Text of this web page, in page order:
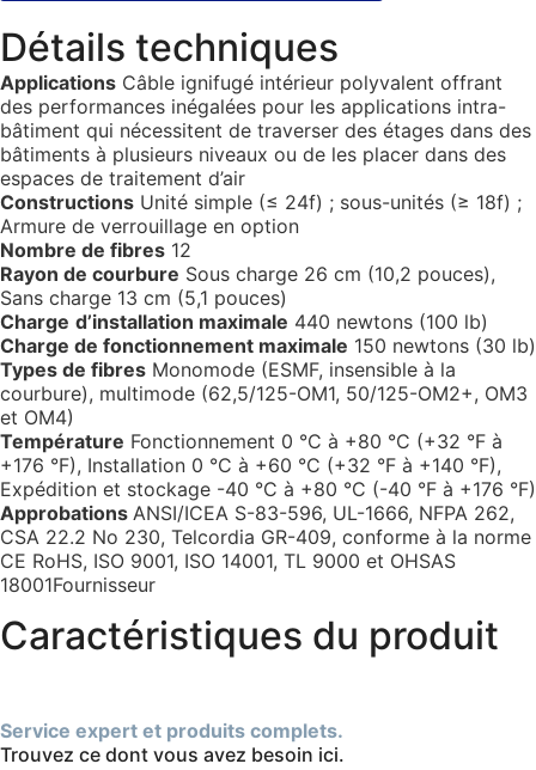
Détails techniques
Applications Câble ignifugé intérieur polyvalent offrant
des performances inégalées pour les applications intra-
bâtiment qui nécessitent de traverser des étages dans des
bâtiments à plusieurs niveaux ou de les placer dans des
espaces de traitement d’air
Constructions Unité simple (≤ 24f) ; sous-unités (≥ 18f) ;
Armure de verrouillage en option
Nombre de fibres 12
Rayon de courbure Sous charge 26 cm (10,2 pouces),
Sans charge 13 cm (5,1 pouces)
Charge d’installation maximale 440 newtons (100 lb)
Charge de fonctionnement maximale 150 newtons (30 lb)
Types de fibres Monomode (ESMF, insensible à la
courbure), multimode (62,5/125-OM1, 50/125-OM2+, OM3
et OM4)
Température Fonctionnement 0 °C à +80 °C (+32 °F à
+176 °F), Installation 0 °C à +60 °C (+32 °F à +140 °F),
Expédition et stockage -40 °C à +80 °C (-40 °F à +176 °F)
Approbations ANSI/ICEA S-83-596, UL-1666, NFPA 262,
CSA 22.2 No 230, Telcordia GR-409, conforme à la norme
CE RoHS, ISO 9001, ISO 14001, TL 9000 et OHSAS
18001Fournisseur
Caractéristiques du produit
Service expert et produits complets.
Trouvez ce dont vous avez besoin ici.